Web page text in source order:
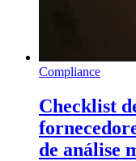
Compliance
Checklist
de análise